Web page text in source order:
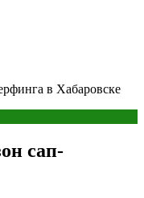
в Хабаровске
сап-